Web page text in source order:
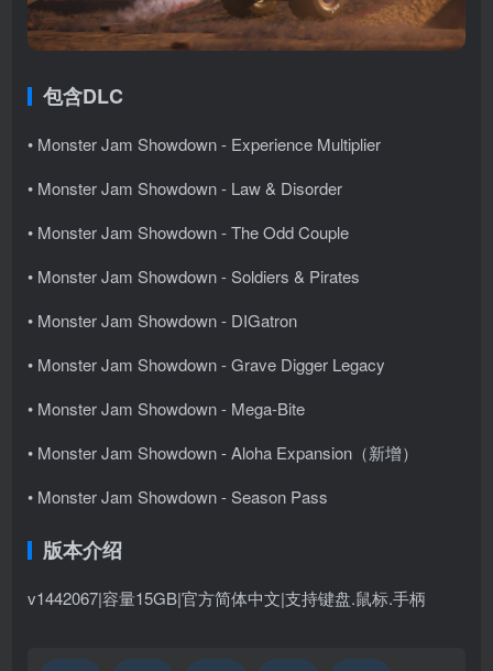
包含DLC
• Monster Jam Showdown - Experience Multiplier
• Monster Jam Showdown - Law & Disorder
• Monster Jam Showdown - The Odd Couple
• Monster Jam Showdown - Soldiers & Pirates
• Monster Jam Showdown - DIGatron
• Monster Jam Showdown - Grave Digger Legacy
• Monster Jam Showdown - Mega-Bite
• Monster Jam Showdown - Aloha Expansion（新增）
• Monster Jam Showdown - Season Pass
版本介绍
v1442067|容量15GB|官方简体中文|支持键盘.鼠标.手柄